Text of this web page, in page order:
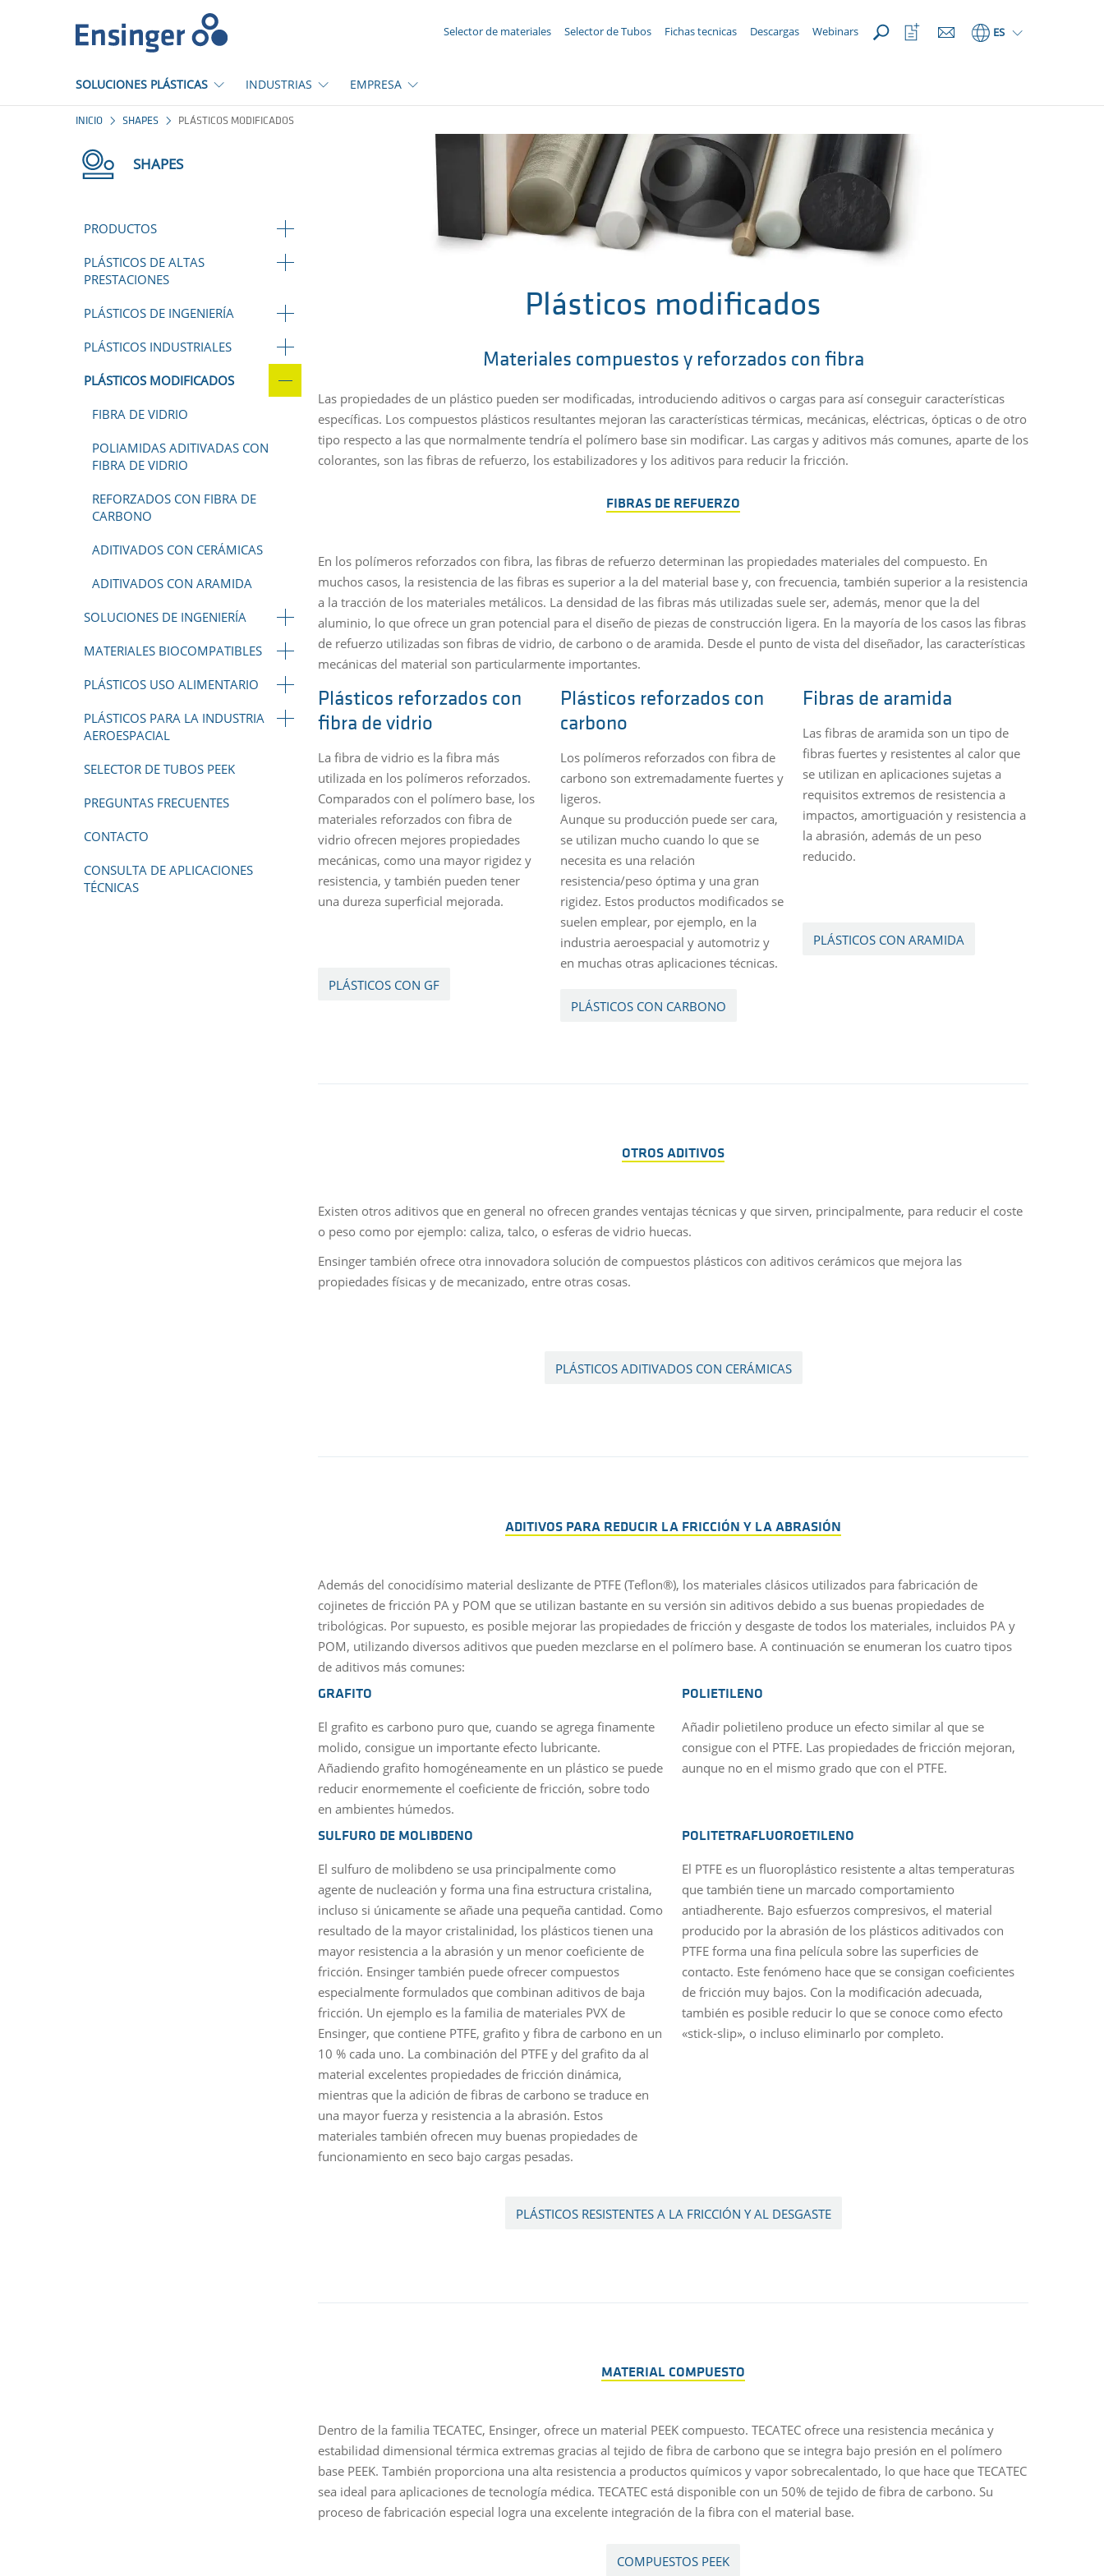
Selector de materiales Selector de Tubos Fichas tecnicas Descargas Webinars ES
Abrir
lista
SOLUCIONES PLÁSTICAS INDUSTRIAS EMPRESA
INICIO SHAPES PLÁSTICOS MODIFICADOS
SHAPES
PRODUCTOS
PLÁSTICOS DE ALTAS
PRESTACIONES
PLÁSTICOS DE INGENIERÍA
PLÁSTICOS INDUSTRIALES
PLÁSTICOS MODIFICADOS
FIBRA DE VIDRIO
POLIAMIDAS ADITIVADAS CON
FIBRA DE VIDRIO
REFORZADOS CON FIBRA DE
CARBONO
ADITIVADOS CON CERÁMICAS
ADITIVADOS CON ARAMIDA
SOLUCIONES DE INGENIERÍA
MATERIALES BIOCOMPATIBLES
PLÁSTICOS USO ALIMENTARIO
PLÁSTICOS PARA LA INDUSTRIA
AEROESPACIAL
SELECTOR DE TUBOS PEEK
PREGUNTAS FRECUENTES
CONTACTO
CONSULTA DE APLICACIONES
TÉCNICAS
Plásticos modificados
Materiales compuestos y reforzados con fibra
Las propiedades de un plástico pueden ser modificadas, introduciendo aditivos o cargas para así conseguir características
específicas. Los compuestos plásticos resultantes mejoran las características térmicas, mecánicas, eléctricas, ópticas o de otro
tipo respecto a las que normalmente tendría el polímero base sin modificar. Las cargas y aditivos más comunes, aparte de los
colorantes, son las fibras de refuerzo, los estabilizadores y los aditivos para reducir la fricción.
FIBRAS DE REFUERZO
En los polímeros reforzados con fibra, las fibras de refuerzo determinan las propiedades materiales del compuesto. En
muchos casos, la resistencia de las fibras es superior a la del material base y, con frecuencia, también superior a la resistencia
a la tracción de los materiales metálicos. La densidad de las fibras más utilizadas suele ser, además, menor que la del
aluminio, lo que ofrece un gran potencial para el diseño de piezas de construcción ligera. En la mayoría de los casos las fibras
de refuerzo utilizadas son fibras de vidrio, de carbono o de aramida. Desde el punto de vista del diseñador, las características
mecánicas del material son particularmente importantes.
Plásticos reforzados con
fibra de vidrio
La fibra de vidrio es la fibra más
utilizada en los polímeros reforzados.
Comparados con el polímero base, los
materiales reforzados con fibra de
vidrio ofrecen mejores propiedades
mecánicas, como una mayor rigidez y
resistencia, y también pueden tener
una dureza superficial mejorada.
PLÁSTICOS CON GF
Plásticos reforzados con
carbono
Los polímeros reforzados con fibra de
carbono son extremadamente fuertes y
ligeros.
Aunque su producción puede ser cara,
se utilizan mucho cuando lo que se
necesita es una relación
resistencia/peso óptima y una gran
rigidez. Estos productos modificados se
suelen emplear, por ejemplo, en la
industria aeroespacial y automotriz y
en muchas otras aplicaciones técnicas.
PLÁSTICOS CON CARBONO
Fibras de aramida
Las fibras de aramida son un tipo de
fibras fuertes y resistentes al calor que
se utilizan en aplicaciones sujetas a
requisitos extremos de resistencia a
impactos, amortiguación y resistencia a
la abrasión, además de un peso
reducido.
PLÁSTICOS CON ARAMIDA
OTROS ADITIVOS
Existen otros aditivos que en general no ofrecen grandes ventajas técnicas y que sirven, principalmente, para reducir el coste
o peso como por ejemplo: caliza, talco, o esferas de vidrio huecas.
Ensinger también ofrece otra innovadora solución de compuestos plásticos con aditivos cerámicos que mejora las
propiedades físicas y de mecanizado, entre otras cosas.
PLÁSTICOS ADITIVADOS CON CERÁMICAS
ADITIVOS PARA REDUCIR LA FRICCIÓN Y LA ABRASIÓN
Además del conocidísimo material deslizante de PTFE (Teflon®), los materiales clásicos utilizados para fabricación de
cojinetes de fricción PA y POM que se utilizan bastante en su versión sin aditivos debido a sus buenas propiedades de
tribológicas. Por supuesto, es posible mejorar las propiedades de fricción y desgaste de todos los materiales, incluidos PA y
POM, utilizando diversos aditivos que pueden mezclarse en el polímero base. A continuación se enumeran los cuatro tipos
de aditivos más comunes:
GRAFITO
El grafito es carbono puro que, cuando se agrega finamente
molido, consigue un importante efecto lubricante.
Añadiendo grafito homogéneamente en un plástico se puede
reducir enormemente el coeficiente de fricción, sobre todo
en ambientes húmedos.
POLIETILENO
Añadir polietileno produce un efecto similar al que se
consigue con el PTFE. Las propiedades de fricción mejoran,
aunque no en el mismo grado que con el PTFE.
SULFURO DE MOLIBDENO
El sulfuro de molibdeno se usa principalmente como
agente de nucleación y forma una fina estructura cristalina,
incluso si únicamente se añade una pequeña cantidad. Como
resultado de la mayor cristalinidad, los plásticos tienen una
mayor resistencia a la abrasión y un menor coeficiente de
fricción. Ensinger también puede ofrecer compuestos
especialmente formulados que combinan aditivos de baja
fricción. Un ejemplo es la familia de materiales PVX de
Ensinger, que contiene PTFE, grafito y fibra de carbono en un
10 % cada uno. La combinación del PTFE y del grafito da al
material excelentes propiedades de fricción dinámica,
mientras que la adición de fibras de carbono se traduce en
una mayor fuerza y resistencia a la abrasión. Estos
materiales también ofrecen muy buenas propiedades de
funcionamiento en seco bajo cargas pesadas.
POLITETRAFLUOROETILENO
El PTFE es un fluoroplástico resistente a altas temperaturas
que también tiene un marcado comportamiento
antiadherente. Bajo esfuerzos compresivos, el material
producido por la abrasión de los plásticos aditivados con
PTFE forma una fina película sobre las superficies de
contacto. Este fenómeno hace que se consigan coeficientes
de fricción muy bajos. Con la modificación adecuada,
también es posible reducir lo que se conoce como efecto
«stick-slip», o incluso eliminarlo por completo.
PLÁSTICOS RESISTENTES A LA FRICCIÓN Y AL DESGASTE
MATERIAL COMPUESTO
Dentro de la familia TECATEC, Ensinger, ofrece un material PEEK compuesto. TECATEC ofrece una resistencia mecánica y
estabilidad dimensional térmica extremas gracias al tejido de fibra de carbono que se integra bajo presión en el polímero
base PEEK. También proporciona una alta resistencia a productos químicos y vapor sobrecalentado, lo que hace que TECATEC
sea ideal para aplicaciones de tecnología médica. TECATEC está disponible con un 50% de tejido de fibra de carbono. Su
proceso de fabricación especial logra una excelente integración de la fibra con el material base.
COMPUESTOS PEEK